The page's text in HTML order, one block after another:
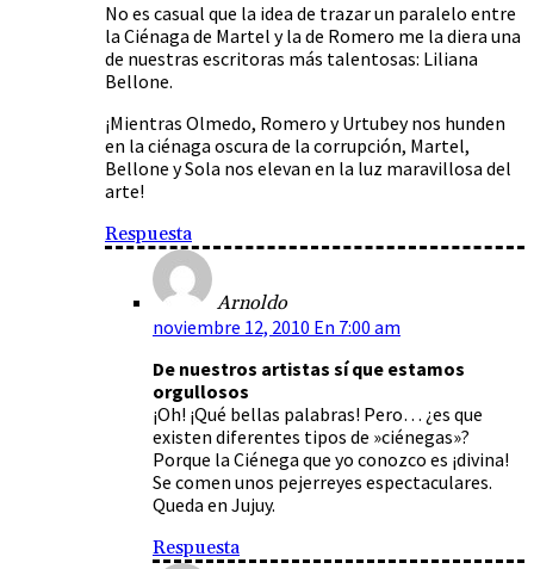
No es casual que la idea de trazar un paralelo entre
la Ciénaga de Martel y la de Romero me la diera una
de nuestras escritoras más talentosas: Liliana
Bellone.
¡Mientras Olmedo, Romero y Urtubey nos hunden
en la ciénaga oscura de la corrupción, Martel,
Bellone y Sola nos elevan en la luz maravillosa del
arte!
Respuesta
Arnoldo
noviembre 12, 2010 En 7:00 am
De nuestros artistas sí que estamos
orgullosos
¡Oh! ¡Qué bellas palabras! Pero… ¿es que
existen diferentes tipos de »ciénegas»?
Porque la Ciénega que yo conozco es ¡divina!
Se comen unos pejerreyes espectaculares.
Queda en Jujuy.
Respuesta